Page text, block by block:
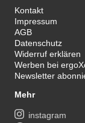
Kontakt
Impressum
AGB
Datenschutz
Widerruf erklären
Werben bei
Newsletter
Mehr
instagram